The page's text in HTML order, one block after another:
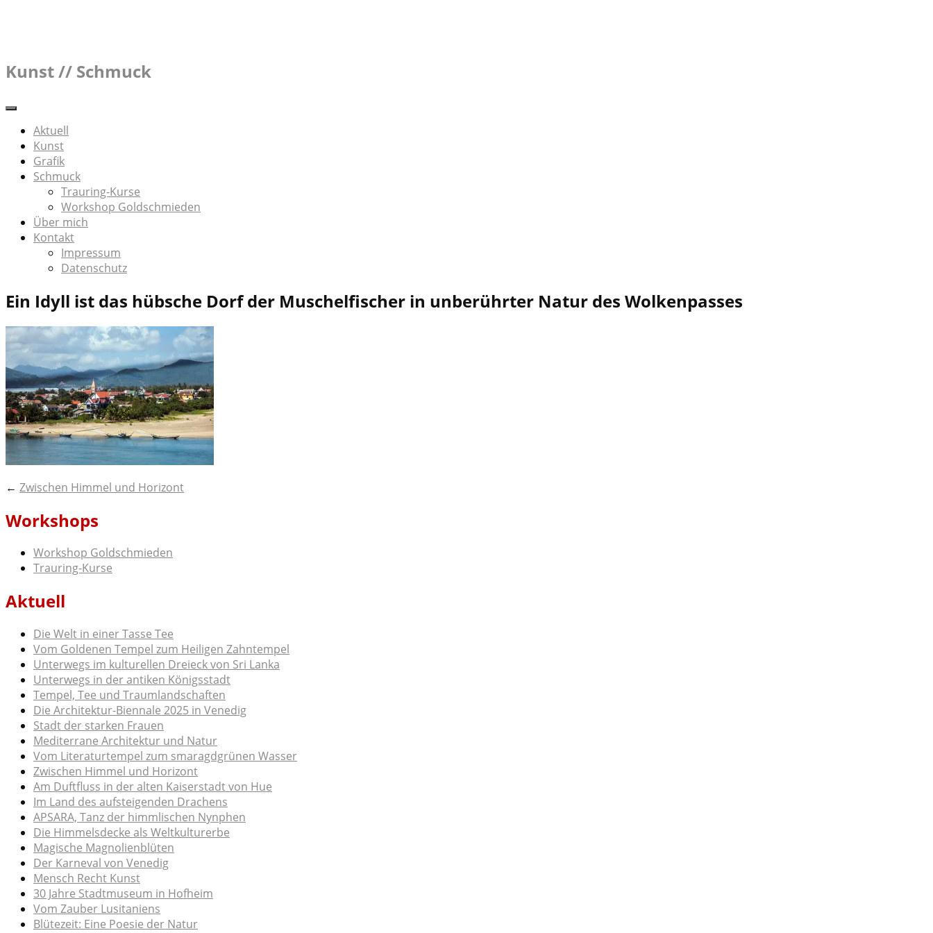
Kunst // Schmuck
Aktuell
Kunst
Grafik
Schmuck
Trauring-Kurse
Workshop Goldschmieden
Über mich
Kontakt
Impressum
Datenschutz
Ein Idyll ist das hübsche Dorf der Muschelfischer in unberührter Natur des Wolkenpasses
Post
navigation
← Zwischen Himmel und Horizont
Workshops
Workshop Goldschmieden
Trauring-Kurse
Aktuell
Die Welt in einer Tasse Tee
Vom Goldenen Tempel zum Heiligen Zahntempel
Unterwegs im kulturellen Dreieck von Sri Lanka
Unterwegs in der antiken Königsstadt
Tempel, Tee und Traumlandschaften
Die Architektur-Biennale 2025 in Venedig
Stadt der starken Frauen
Mediterrane Architektur und Natur
Vom Literaturtempel zum smaragdgrünen Wasser
Zwischen Himmel und Horizont
Am Duftfluss in der alten Kaiserstadt von Hue
Im Land des aufsteigenden Drachens
APSARA, Tanz der himmlischen Nynphen
Die Himmelsdecke als Weltkulturerbe
Magische Magnolienblüten
Der Karneval von Venedig
Mensch Recht Kunst
30 Jahre Stadtmuseum in Hofheim
Vom Zauber Lusitaniens
Blütezeit: Eine Poesie der Natur